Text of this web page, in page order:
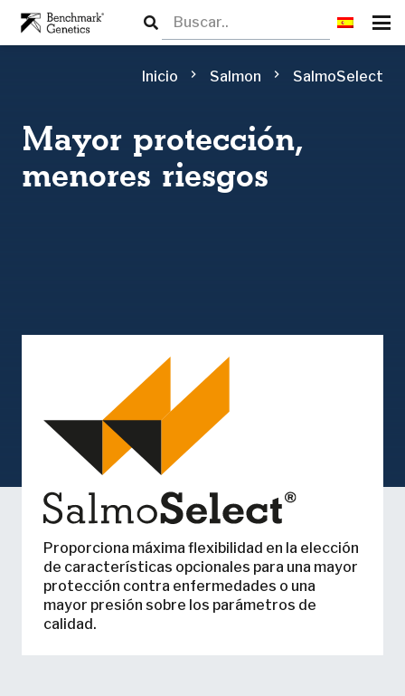
Inicio chevron_right Salmon chevron_right SalmoSelect
Mayor protección,
menores riesgos
Proporciona máxima flexibilidad en la elección
de características opcionales para una mayor
protección contra enfermedades o una
mayor presión sobre los parámetros de
calidad.